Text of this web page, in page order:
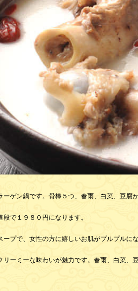
ーゲン鍋です。骨棒５つ、春雨、白菜、豆腐
段で１９８０円になります。
ープで、女性の方に嬉しいお肌がプルプルに
リーミーな味わいが魅力です。春雨、白菜、